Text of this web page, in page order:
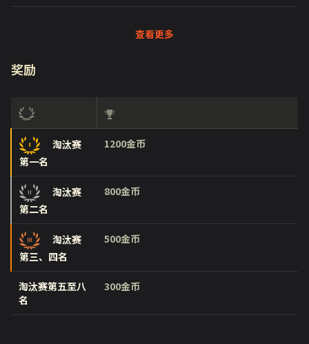
查看更多
奖励
淘汰赛
第一名
1200金币
淘汰赛
第二名
800金币
淘汰赛
第三、四名
500金币
淘汰赛第五至八
名
300金币